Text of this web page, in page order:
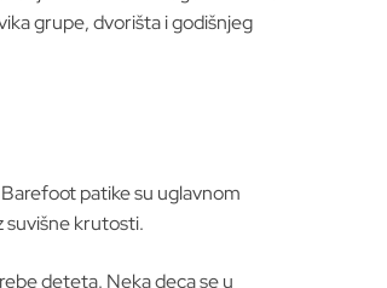
grupe, dvorišta i godišnjeg
patike su uglavnom
suvišne krutosti.
deteta. Neka deca se u